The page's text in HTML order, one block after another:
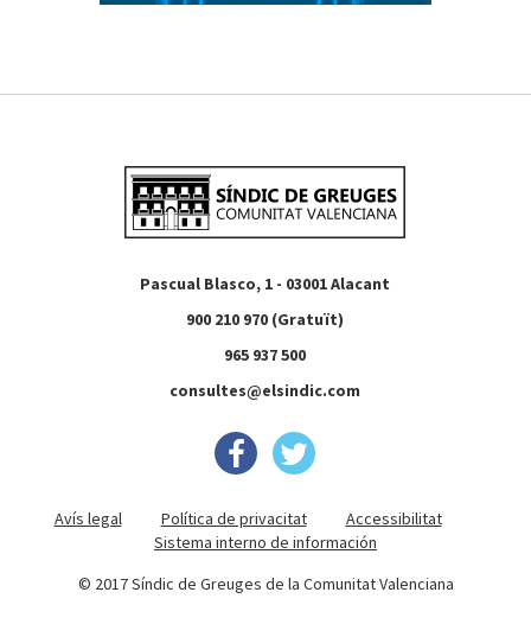
Pascual Blasco, 1 - 03001 Alacant
900 210 970 (Gratuït)
965 937 500
consultes@elsindic.com
Avís legal Política de privacitat
Accessibilitat
Sistema interno de información
© 2017 Síndic de Greuges de la Comunitat Valenciana